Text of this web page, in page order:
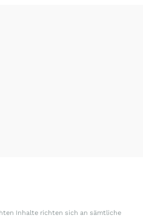
Inhalte richten sich an sämtliche